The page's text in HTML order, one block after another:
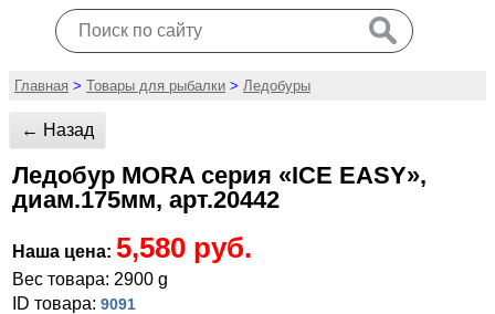
Главная > Товары для рыбалки > Ледобуры
← Назад
Ледобур MORA серия «ICE EASY»,
диам.175мм, арт.20442
Наша цена: 5,580 руб.
Вес товара: 2900 g
ID товара: 9091